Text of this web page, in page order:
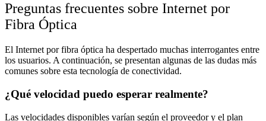
Preguntas frecuentes sobre Internet por
Fibra Óptica
El Internet por fibra óptica ha despertado muchas interrogantes entre
los usuarios. A continuación, se presentan algunas de las dudas más
comunes sobre esta tecnología de conectividad.
¿Qué velocidad puedo esperar realmente?
Las velocidades disponibles varían según el proveedor y el plan